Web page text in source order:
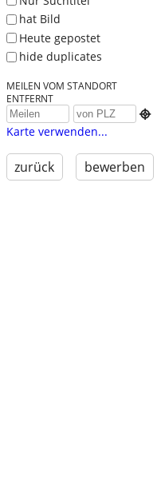
hat Bild
Heute gepostet
hide duplicates
MEILEN VOM STANDORT
ENTFERNT

Karte verwenden...
zurück bewerben